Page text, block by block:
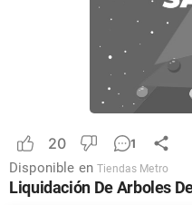
20 1
Disponible en Tiendas Metro
Liquidación De Arboles